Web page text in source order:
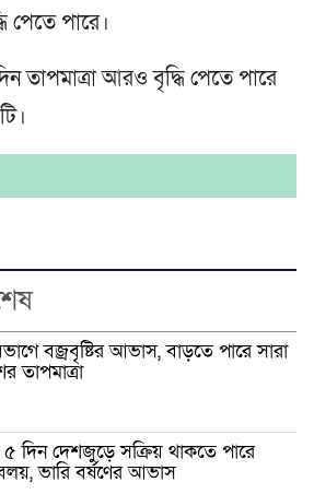
পেতে পারে।
তাপমাত্রা আরও বৃদ্ধি পেতে পারে
বজ্রবৃষ্টির আভাস, বাড়তে পারে সারা
তাপমাত্রা
৫ দিন দেশজুড়ে সক্রিয় থাকতে পারে
ভারি বর্ষণের আভাস